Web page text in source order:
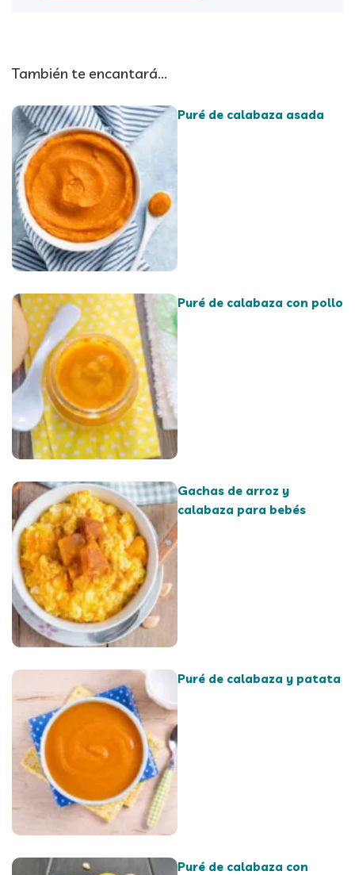
También te encantará...
Puré de calabaza asada
Puré de calabaza con pollo
Gachas de arroz y
calabaza para bebés
Puré de calabaza y patata
Puré de calabaza con